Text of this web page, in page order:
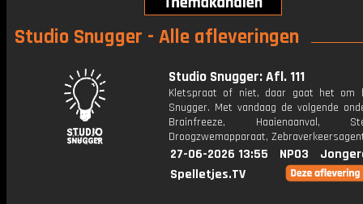
Studio Snugger - Alle afleveringen
Studio Snugger: Afl. 111
Kletspraat of niet, daar gaat het om
Snugger. Met vandaag de volgende
Brainfreeze, Haaienaanval,
Droogzwemapparaat,
27-06-2026 13:55 NPO3
Spelletjes.TV